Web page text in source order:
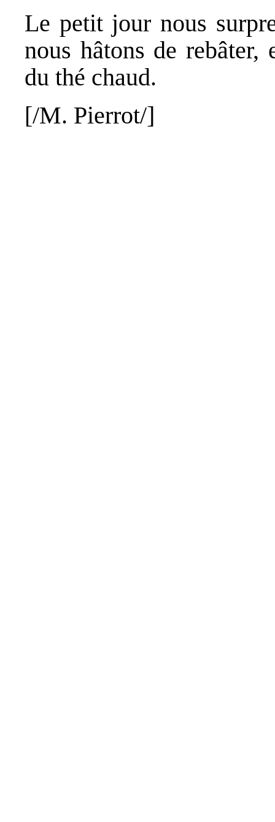
Le petit jour nous
nous hâtons de
du thé chaud.
[/M. Pierrot/]